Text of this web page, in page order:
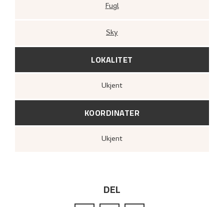
Fugl
Sky
LOKALITET
Ukjent
KOORDINATER
Ukjent
DEL